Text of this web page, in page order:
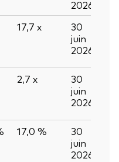
2026
17,7 x
30
juin
2026
2,7 x
30
juin
2026
17,0 %
30
juin
2026